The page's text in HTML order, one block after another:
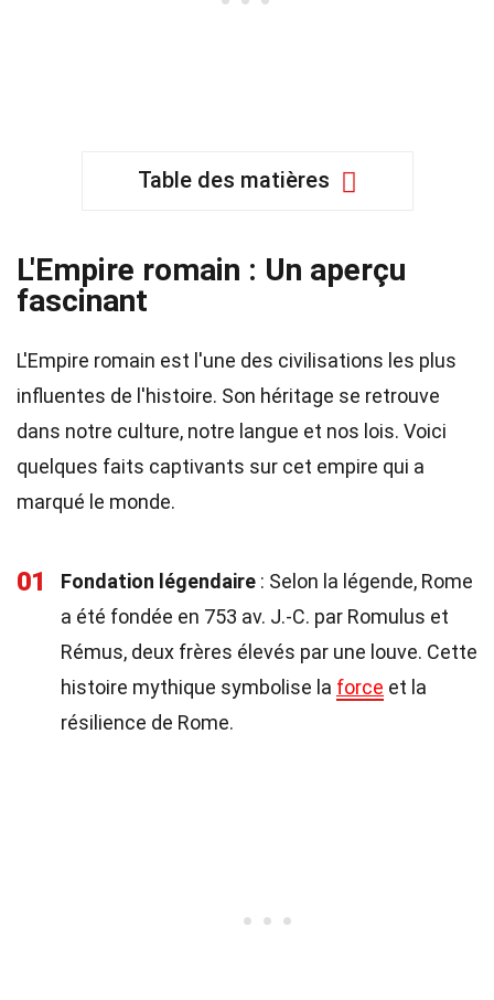
Table des matières
L'Empire romain : Un aperçu
fascinant
L'Empire romain est l'une des civilisations les plus
influentes de l'histoire. Son héritage se retrouve
dans notre culture, notre langue et nos lois. Voici
quelques faits captivants sur cet empire qui a
marqué le monde.
01 Fondation légendaire : Selon la légende, Rome
a été fondée en 753 av. J.-C. par Romulus et
Rémus, deux frères élevés par une louve. Cette
histoire mythique symbolise la force et la
résilience de Rome.